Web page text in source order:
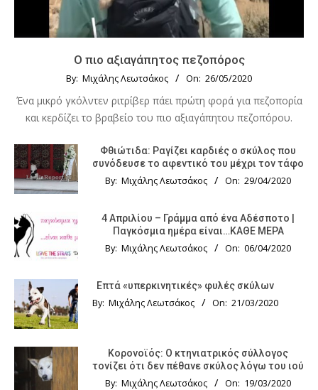
Ο πιο αξιαγάπητος πεζοπόρος
By: Μιχάλης Λεωτσάκος On: 26/05/2020
Ένα μικρό γκόλντεν ριτρίβερ πάει πρώτη φορά για πεζοπορία
και κερδίζει το βραβείο του πιο αξιαγάπητου πεζοπόρου.
Φθιώτιδα: Ραγίζει καρδιές ο σκύλος που
συνόδευσε το αφεντικό του μέχρι τον τάφο
By: Μιχάλης Λεωτσάκος On: 29/04/2020
4 Απριλίου – Γράμμα από ένα Αδέσποτο |
Παγκόσμια ημέρα είναι…ΚΑΘΕ ΜΕΡΑ
By: Μιχάλης Λεωτσάκος On: 06/04/2020
Επτά «υπερκινητικές» φυλές σκύλων
By: Μιχάλης Λεωτσάκος On: 21/03/2020
Κορονοϊός: Ο κτηνιατρικός σύλλογος
τονίζει ότι δεν πέθανε σκύλος λόγω του ιού
By: Μιχάλης Λεωτσάκος On: 19/03/2020